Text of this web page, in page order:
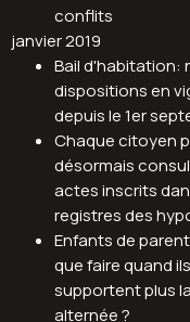
conflits
janvier 2019
Bail d'habitation:
dispositions en
depuis le 1er
Chaque citoyen
désormais
actes inscrits
registres des
Enfants de
que faire quand
supportent plus
alternée ?